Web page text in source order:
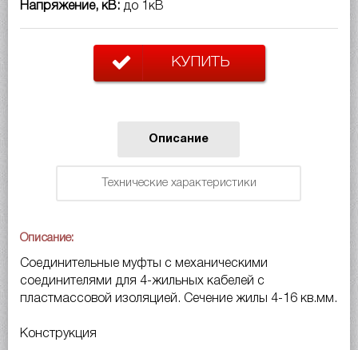
Напряжение, кВ: до 1кВ
КУПИТЬ
Описание
Технические характеристики
Описание:
Соединительные муфты с механическими
соединителями для 4-жильных кабелей с
пластмассовой изоляцией. Сечение жилы 4-16 кв.мм.
Конструкция